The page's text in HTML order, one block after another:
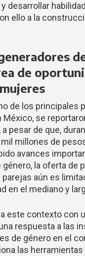
desarrollar
ello a la
de
de los principales
México, se
a pesar de que,
millones de
avances
la oferta de
aún es
en el mediano y
este contexto con
respuesta a las
de género en el
las